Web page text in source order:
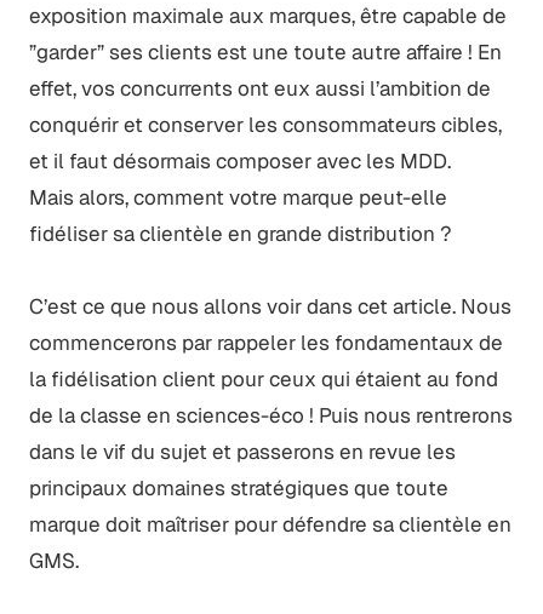
exposition maximale aux marques, être capable de
”garder” ses clients est une toute autre affaire ! En
effet, vos concurrents ont eux aussi l’ambition de
conquérir et conserver les consommateurs cibles,
et il faut désormais composer avec les MDD.
Mais alors, comment votre marque peut-elle
fidéliser sa clientèle en grande distribution ?
C’est ce que nous allons voir dans cet article. Nous
commencerons par rappeler les fondamentaux de
la fidélisation client pour ceux qui étaient au fond
de la classe en sciences-éco ! Puis nous rentrerons
dans le vif du sujet et passerons en revue les
principaux domaines stratégiques que toute
marque doit maîtriser pour défendre sa clientèle en
GMS.